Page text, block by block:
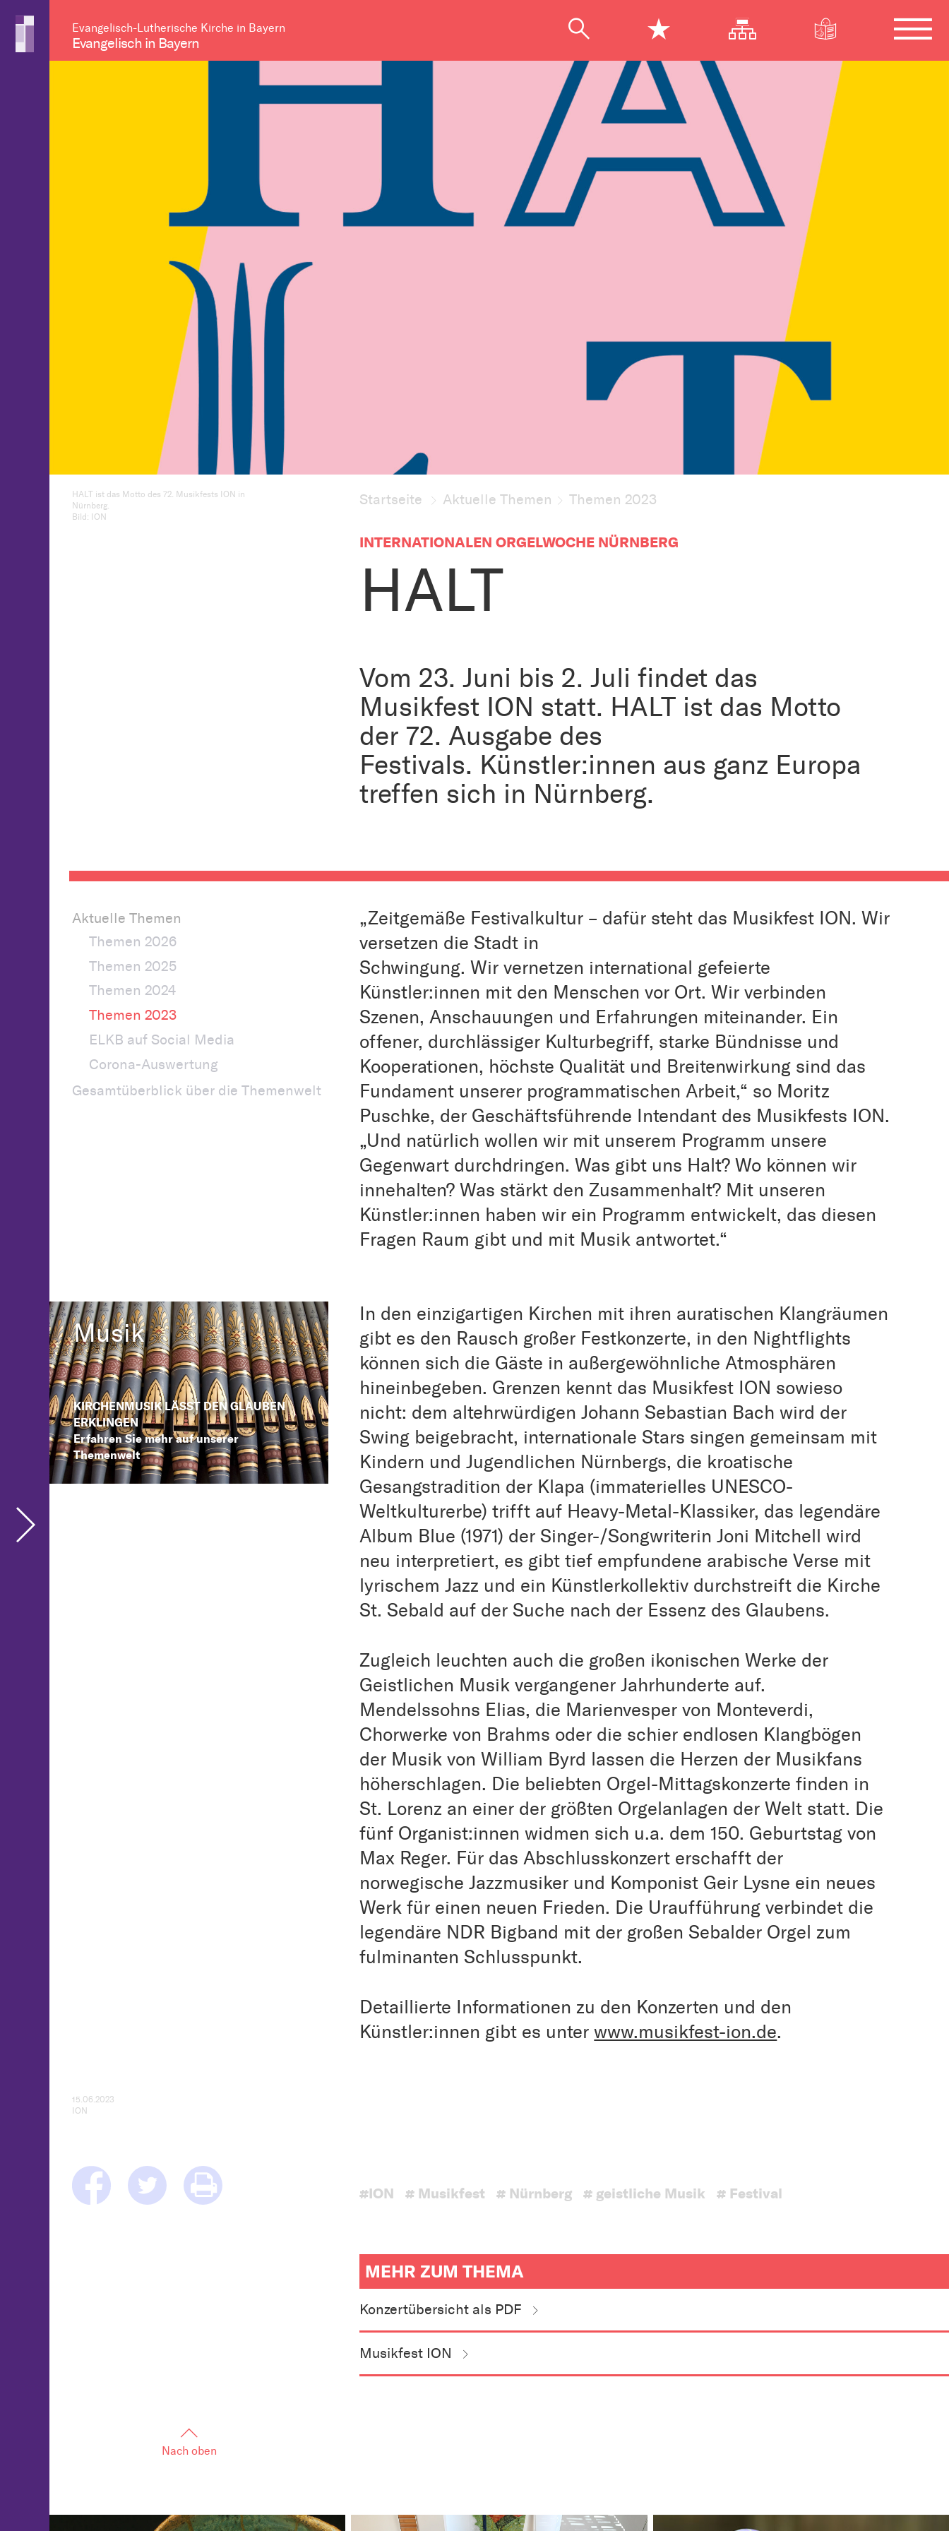
Evangelisch-Lutherische Kirche in Bayern
Evangelisch in Bayern
HALT ist das Motto des 72. Musikfests ION in
Nürnberg.
Bild: ION
Startseite Aktuelle Themen Themen 2023
INTERNATIONALEN ORGELWOCHE NÜRNBERG
HALT
Vom 23. Juni bis 2. Juli findet das
Musikfest ION statt. HALT ist das Motto
der 72. Ausgabe des
Festivals. Künstler:innen aus ganz Europa
treffen sich in Nürnberg.
Aktuelle Themen
Themen 2026
Themen 2025
Themen 2024
Themen 2023
ELKB auf Social Media
Corona-Auswertung
Gesamtüberblick über die Themenwelt
„Zeitgemäße Festivalkultur – dafür steht das Musikfest ION. Wir
versetzen die Stadt in
Schwingung. Wir vernetzen international gefeierte
Künstler:innen mit den Menschen vor Ort. Wir verbinden
Szenen, Anschauungen und Erfahrungen miteinander. Ein
offener, durchlässiger Kulturbegriff, starke Bündnisse und
Kooperationen, höchste Qualität und Breitenwirkung sind das
Fundament unserer programmatischen Arbeit,“ so Moritz
Puschke, der Geschäftsführende Intendant des Musikfests ION.
„Und natürlich wollen wir mit unserem Programm unsere
Gegenwart durchdringen. Was gibt uns Halt? Wo können wir
innehalten? Was stärkt den Zusammenhalt? Mit unseren
Künstler:innen haben wir ein Programm entwickelt, das diesen
Fragen Raum gibt und mit Musik antwortet.“
Musik
KIRCHENMUSIK LÄSST DEN GLAUBEN
ERKLINGEN
Erfahren Sie mehr auf unserer
Themenwelt
In den einzigartigen Kirchen mit ihren auratischen Klangräumen
gibt es den Rausch großer Festkonzerte, in den Nightflights
können sich die Gäste in außergewöhnliche Atmosphären
hineinbegeben. Grenzen kennt das Musikfest ION sowieso
nicht: dem altehrwürdigen Johann Sebastian Bach wird der
Swing beigebracht, internationale Stars singen gemeinsam mit
Kindern und Jugendlichen Nürnbergs, die kroatische
Gesangstradition der Klapa (immaterielles UNESCO-
Weltkulturerbe) trifft auf Heavy-Metal-Klassiker, das legendäre
Album Blue (1971) der Singer-/Songwriterin Joni Mitchell wird
neu interpretiert, es gibt tief empfundene arabische Verse mit
lyrischem Jazz und ein Künstlerkollektiv durchstreift die Kirche
St. Sebald auf der Suche nach der Essenz des Glaubens.
Zugleich leuchten auch die großen ikonischen Werke der
Geistlichen Musik vergangener Jahrhunderte auf.
Mendelssohns Elias, die Marienvesper von Monteverdi,
Chorwerke von Brahms oder die schier endlosen Klangbögen
der Musik von William Byrd lassen die Herzen der Musikfans
höherschlagen. Die beliebten Orgel-Mittagskonzerte finden in
St. Lorenz an einer der größten Orgelanlagen der Welt statt. Die
fünf Organist:innen widmen sich u.a. dem 150. Geburtstag von
Max Reger. Für das Abschlusskonzert erschafft der
norwegische Jazzmusiker und Komponist Geir Lysne ein neues
Werk für einen neuen Frieden. Die Uraufführung verbindet die
legendäre NDR Bigband mit der großen Sebalder Orgel zum
fulminanten Schlusspunkt.
Detaillierte Informationen zu den Konzerten und den
Künstler:innen gibt es unterwww.musikfest-ion.de.
15.06.2023
ION
#ION # Musikfest # Nürnberg # geistliche Musik # Festival
MEHR ZUM THEMA
zum
Downloads
Links
Konzertübersicht als PDF
Musikfest ION
Nach oben